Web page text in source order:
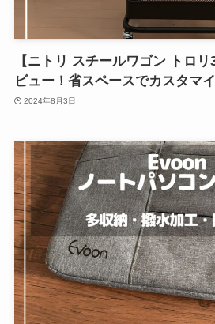
【ニトリ スチールワゴン トロ
ビュー！省スペースでカスタマ
2024年8月3日